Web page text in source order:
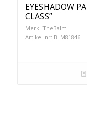
EYESHADOW
CLASS”
Merk: TheBalm
Artikel nr: BLM81846